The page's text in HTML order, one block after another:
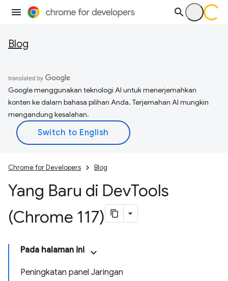
Blog
Google menggunakan teknologi AI untuk menerjemahkan
konten ke dalam bahasa pilihan Anda. Terjemahan AI mungkin
mengandung kesalahan.
Chrome for Developers Blog
Yang Baru di DevTools
(Chrome 117)
Pada halaman ini
Peningkatan panel Jaringan